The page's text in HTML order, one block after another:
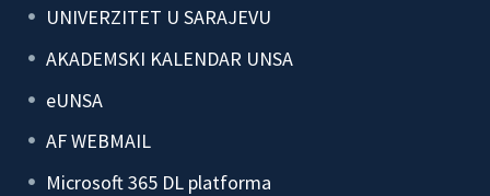
UNIVERZITET U SARAJEVU
AKADEMSKI KALENDAR UNSA
eUNSA
AF WEBMAIL
Microsoft 365 DL platforma